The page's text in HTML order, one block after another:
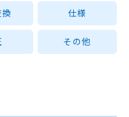
仕様
その他